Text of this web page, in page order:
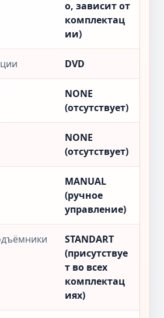
о, зависит от
комплектац
ии)
DVD
NONE
(отсутствует)
NONE
(отсутствует)
MANUAL
(ручное
управление)
STANDART
(присутствуе
т во всех
комплектац
иях)